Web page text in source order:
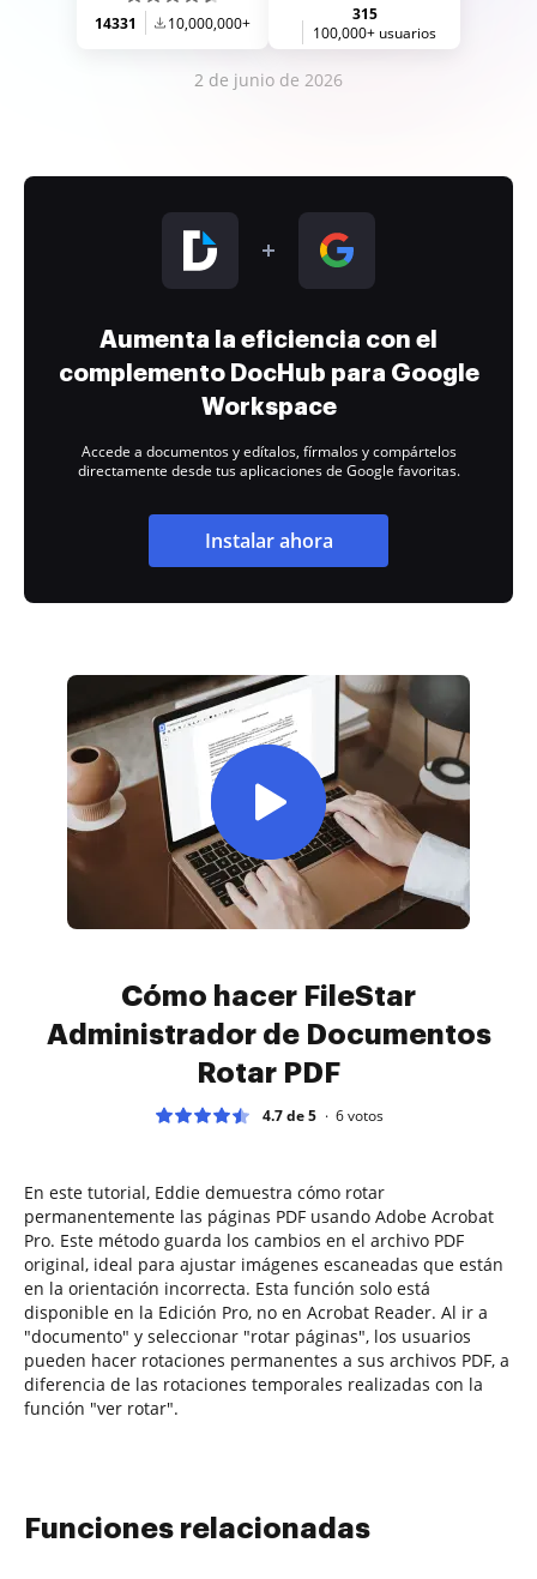
14331 10,000,000+
315
100,000+ usuarios
2 de junio de 2026
Aumenta la eficiencia con el
complemento DocHub para Google
Workspace
Accede a documentos y edítalos, fírmalos y compártelos
directamente desde tus aplicaciones de Google favoritas.
Instalar ahora
Cómo hacer FileStar
Administrador de Documentos
Rotar PDF
4.7 de 5 6votos
En este tutorial, Eddie demuestra cómo rotar
permanentemente las páginas PDF usando Adobe Acrobat
Pro. Este método guarda los cambios en el archivo PDF
original, ideal para ajustar imágenes escaneadas que están
en la orientación incorrecta. Esta función solo está
disponible en la Edición Pro, no en Acrobat Reader. Al ir a
"documento" y seleccionar "rotar páginas", los usuarios
pueden hacer rotaciones permanentes a sus archivos PDF, a
diferencia de las rotaciones temporales realizadas con la
función "ver rotar".
Funciones relacionadas